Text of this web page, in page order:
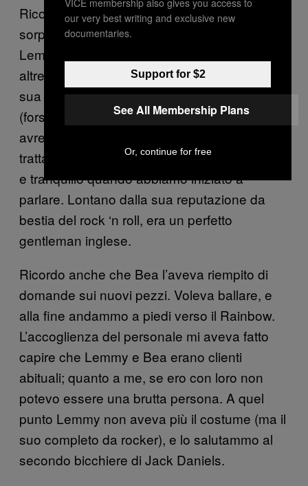
Ricordo altre cose di quel pomeriggio: della
sorpresa alla vista dell’abbigliamento di
Lemmy (uno Speedo o un costume
altrettanto piccolo); dell’impressione di una
sua iniziale delusione per la mia presenza
(forse quando Bea gli aveva detto che
avrebbe portato qualcuno sperava si
trattasse di una donna); e di com’era educato
e tranquillo quando abbiamo iniziato a
parlare. Lontano dalla sua reputazione da
bestia del rock ‘n roll, era un perfetto
gentleman inglese.
Ricordo anche che Bea l’aveva riempito di
domande sui nuovi pezzi. Voleva ballare, e
alla fine andammo a piedi verso il Rainbow.
L’accoglienza del personale mi aveva fatto
capire che Lemmy e Bea erano clienti
abituali; quanto a me, se ero con loro non
potevo essere una brutta persona. A quel
punto Lemmy non aveva più il costume (ma il
suo completo da rocker), e lo salutammo al
secondo bicchiere di Jack Daniels.
our very best writing and exclusive new
documentaries.
Support for $2
See All Membership Plans
Or, continue for free